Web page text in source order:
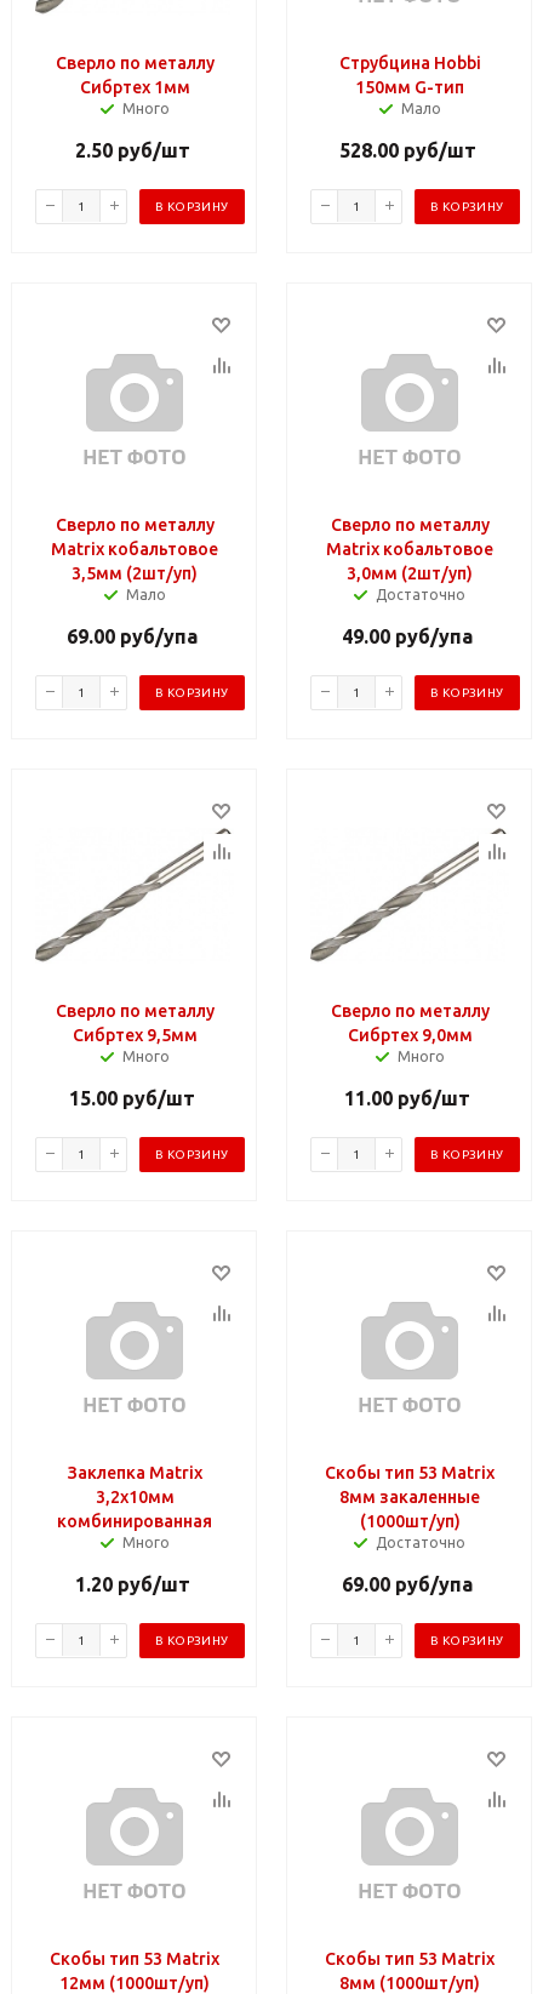
Сверло по металлу
Сибртех 1мм
Много
2.50руб/шт
В КОРЗИНУ
Струбцина Hobbi
150мм G-тип
Мало
528.00руб/шт
В КОРЗИНУ
Сверло по металлу
Matrix кобальтовое
3,5мм (2шт/уп)
Мало
69.00 руб/упа
В КОРЗИНУ
Сверло по металлу
Matrix кобальтовое
3,0мм (2шт/уп)
Достаточно
49.00 руб/упа
В КОРЗИНУ
Сверло по металлу
Сибртех 9,5мм
Много
15.00 руб/шт
В КОРЗИНУ
Сверло по металлу
Сибртех 9,0мм
Много
11.00 руб/шт
В КОРЗИНУ
Заклепка Matrix
3,2х10мм
комбинированная
Много
1.20руб/шт
В КОРЗИНУ
Скобы тип 53 Matrix
8мм закаленные
(1000шт/уп)
Достаточно
69.00 руб/упа
В КОРЗИНУ
Скобы тип 53 Matrix
12мм (1000шт/уп)
Скобы тип 53 Matrix
8мм (1000шт/уп)